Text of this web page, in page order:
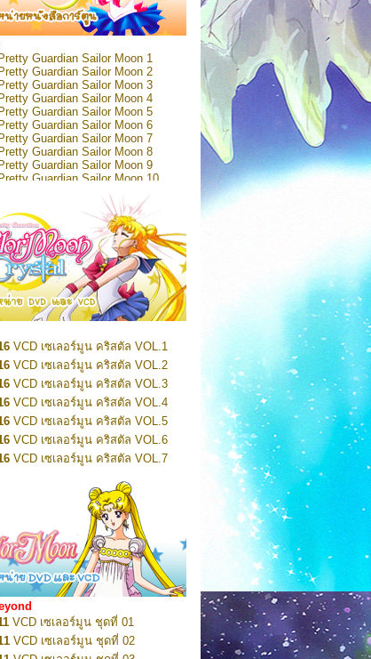
Pretty Guardian Sailor Moon 1
Pretty Guardian Sailor Moon 2
Pretty Guardian Sailor Moon 3
Pretty Guardian Sailor Moon 4
Pretty Guardian Sailor Moon 5
Pretty Guardian Sailor Moon 6
Pretty Guardian Sailor Moon 7
Pretty Guardian Sailor Moon 8
Pretty Guardian Sailor Moon 9
Guardian Sailor Moon 10
Pretty Guardian Sailor Moon 11
Pretty Guardian Sailor Moon 12
Guardian Sailor Moon Short
Guardian Sailor Moon Short
Guardian Sailor Moon Eternal
Guardian Sailor Moon Eternal
Guardian Sailor Moon Eternal
Guardian Sailor Moon Eternal
Guardian Sailor Moon Eternal
Guardian Sailor Moon Eternal
Pretty Guardian Sailor Moon Eternal
Guardian Sailor Moon Eternal
Pretty Guardian Sailor Moon Eternal
Pretty Guardian Sailor Moon Eternal
Code Name: Sailor V 1
Code Name: Sailor V 2
VCD เซเลอร์มูน คริสตัล VOL.1
VCD เซเลอร์มูน คริสตัล VOL.2
VCD เซเลอร์มูน คริสตัล VOL.3
VCD เซเลอร์มูน คริสตัล VOL.4
VCD เซเลอร์มูน คริสตัล VOL.5
VCD เซเลอร์มูน คริสตัล VOL.6
VCD เซเลอร์มูน คริสตัล VOL.7
VCD เซเลอร์มูน คริสตัล VOL.9
VCD เซเลอร์มูน คริสตัล VOL.10
VCD เซเลอร์มูน คริสตัล VOL.11
VCD เซเลอร์มูน คริสตัล VOL.12
VCD เซเลอร์มูน คริสตัล VOL.13
DVD เซเลอร์มูน คริสตัล VOL.1
DVD เซเลอร์มูน คริสตัล VOL.2
DVD เซเลอร์มูน คริสตัล VOL.3
DVD เซเลอร์มูน คริสตัล VOL.4
VCD เซเลอร์มูน ชุดที่ 01
VCD เซเลอร์มูน ชุดที่ 02